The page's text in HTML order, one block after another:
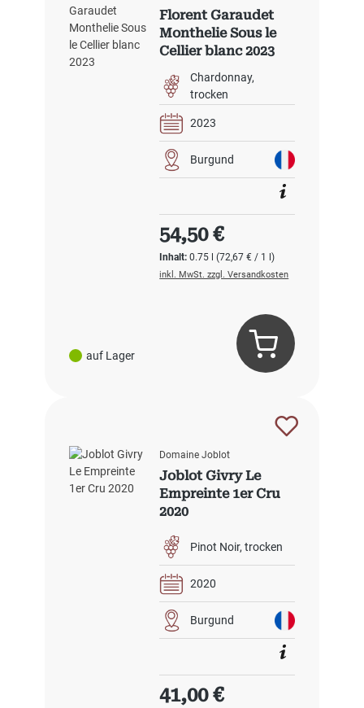
auf Lager
Florent Garaudet
Monthelie Sous le
Cellier blanc 2023
Chardonnay
trocken
2023
Burgund
Inhalt:0.75 l(72,67 € / 1 l)
Regulärer Preis:
54,50 €
inkl. MwSt. zzgl. Versandkosten
Domaine Joblot
Joblot Givry Le
Empreinte 1er Cru
2020
Pinot Noir trocken
2020
Burgund
Regulärer Preis:
41,00 €